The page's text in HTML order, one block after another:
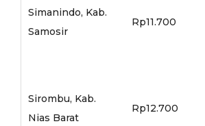
Simanindo, Kab.
Samosir
Rp11.700
Sirombu, Kab.
Nias Barat
Rp12.700